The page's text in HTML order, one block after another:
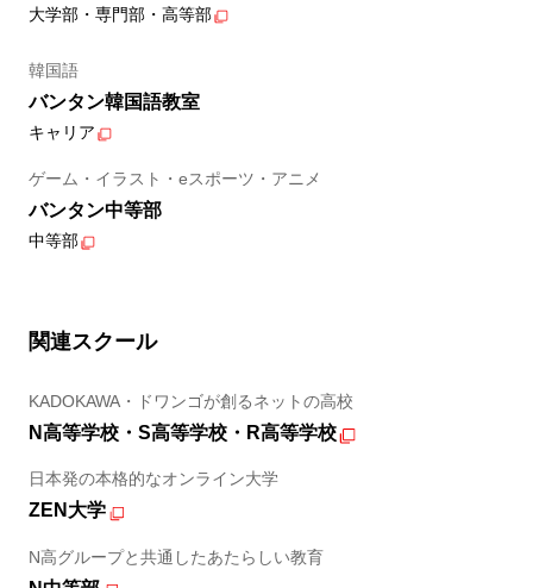
大学部・専門部・高等部
韓国語
バンタン韓国語教室
キャリア
ゲーム・イラスト・eスポーツ・アニメ
バンタン中等部
中等部
関連スクール
KADOKAWA・ドワンゴが創るネットの高校
N高等学校・S高等学校・R高等学校
日本発の本格的なオンライン大学
ZEN大学
N高グループと共通したあたらしい教育